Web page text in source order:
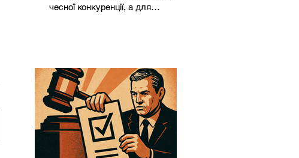
чесної конкуренції, а для